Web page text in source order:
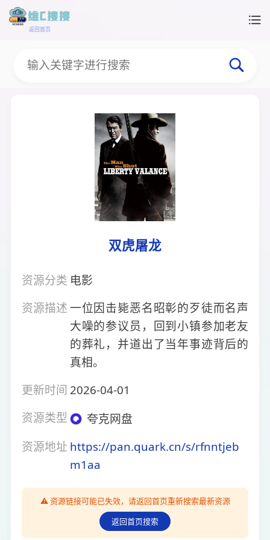
返回首页
双虎屠龙
资源分类 电影
资源描述一位因击毙恶名昭彰的歹徒而名声
大噪的参议员，回到小镇参加老友
的葬礼，并道出了当年事迹背后的
真相。
更新时间 2026-04-01
资源类型
夸克网盘
资源地址 https://pan.quark.cn/s/rfnntjeb
m1aa
⚠️ 资源链接可能已失效，请返回首页重新搜索最新资源
返回首页搜索